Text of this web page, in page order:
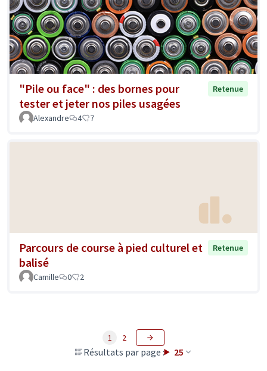
"Pile ou face" : des bornes pour
tester et jeter nos piles usagées
Retenue
Alexandre 4 7
Parcours de course à pied culturel et
balisé
Retenue
Camille 0 2
Résultats par page : 25
1 2